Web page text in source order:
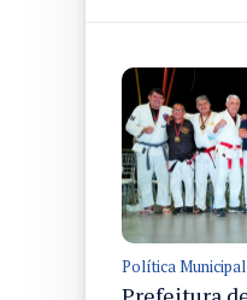
Política Municipal